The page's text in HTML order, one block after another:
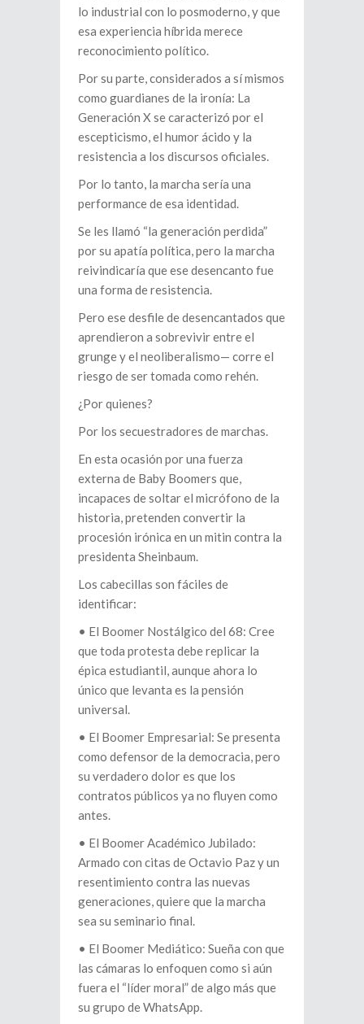
lo industrial con lo posmoderno, y que
esa experiencia híbrida merece
reconocimiento político.
Por su parte, considerados a sí mismos
como guardianes de la ironía: La
Generación X se caracterizó por el
escepticismo, el humor ácido y la
resistencia a los discursos oficiales.
Por lo tanto, la marcha sería una
performance de esa identidad.
Se les llamó “la generación perdida”
por su apatía política, pero la marcha
reivindicaría que ese desencanto fue
una forma de resistencia.
Pero ese desfile de desencantados que
aprendieron a sobrevivir entre el
grunge y el neoliberalismo— corre el
riesgo de ser tomada como rehén.
¿Por quienes?
Por los secuestradores de marchas.
En esta ocasión por una fuerza
externa de Baby Boomers que,
incapaces de soltar el micrófono de la
historia, pretenden convertir la
procesión irónica en un mitin contra la
presidenta Sheinbaum.
Los cabecillas son fáciles de
identificar:
•⁠ ⁠El Boomer Nostálgico del 68: Cree
que toda protesta debe replicar la
épica estudiantil, aunque ahora lo
único que levanta es la pensión
universal.
•⁠ ⁠El Boomer Empresarial: Se presenta
como defensor de la democracia, pero
su verdadero dolor es que los
contratos públicos ya no fluyen como
antes.
•⁠ ⁠El Boomer Académico Jubilado:
Armado con citas de Octavio Paz y un
resentimiento contra las nuevas
generaciones, quiere que la marcha
sea su seminario final.
•⁠ ⁠El Boomer Mediático: Sueña con que
las cámaras lo enfoquen como si aún
fuera el “líder moral” de algo más que
su grupo de WhatsApp.